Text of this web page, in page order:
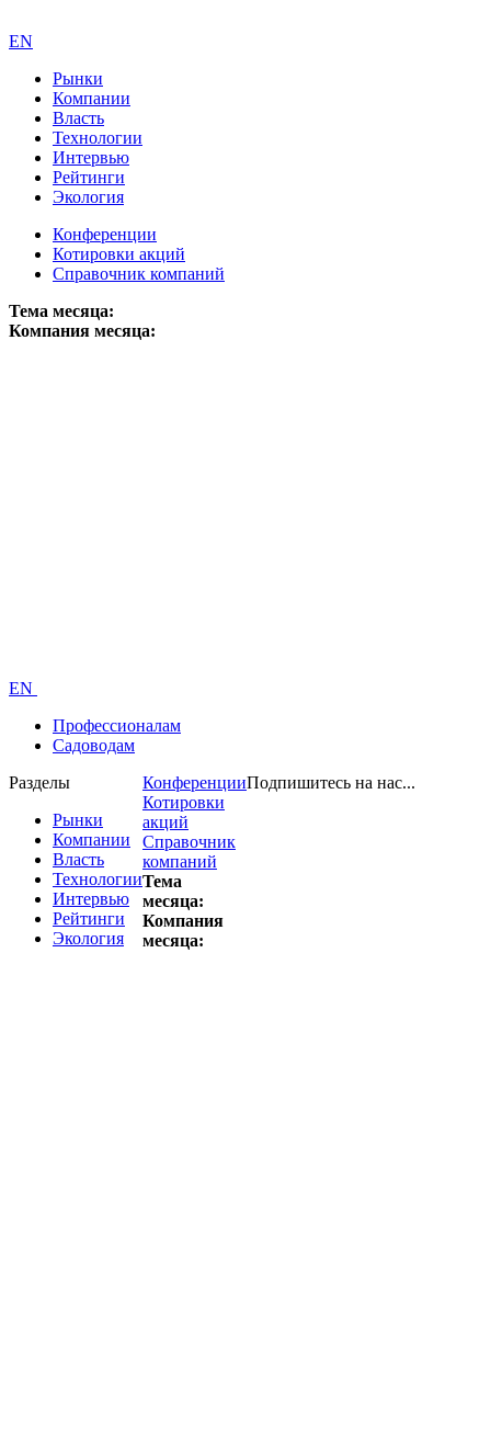
EN
Рынки
Компании
Власть
Технологии
Интервью
Рейтинги
Экология
Конференции
Котировки акций
Справочник компаний
Тема месяца:
Компания месяца:
EN
Профессионалам
Садоводам
Разделы
Рынки
Компании
Власть
Технологии
Интервью
Рейтинги
Экология
Конференции
Котировки
акций
Справочник
компаний
Тема
месяца:
Компания
месяца:
Подпишитесь на нас...